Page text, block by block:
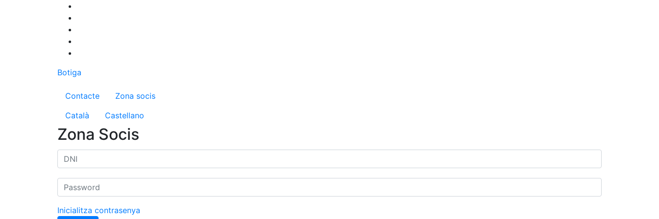
Botiga
Menú del compte d'usuari
Contacte
Zona socis
Català
Castellano
Zona Socis
Inicialitza contrasenya